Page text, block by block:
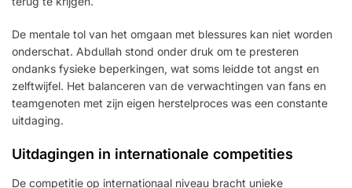
De mentale tol van het omgaan met blessures kan niet worden
onderschat. Abdullah stond onder druk om te presteren
ondanks fysieke beperkingen, wat soms leidde tot angst en
zelftwijfel. Het balanceren van de verwachtingen van fans en
teamgenoten met zijn eigen herstelproces was een constante
uitdaging.
Uitdagingen in internationale competities
De competitie op internationaal niveau bracht unieke